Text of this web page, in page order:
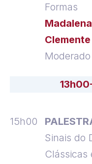
Formas
Clemente
15h00
Sinais do
Clássicas